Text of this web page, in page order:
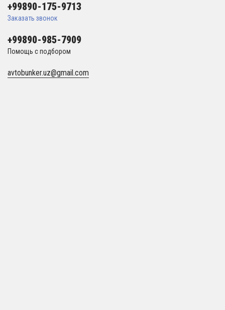
+99890-175-9713
Заказать звонок
+99890-985-7909
Помощь с подбором
avtobunker.uz@gmail.com